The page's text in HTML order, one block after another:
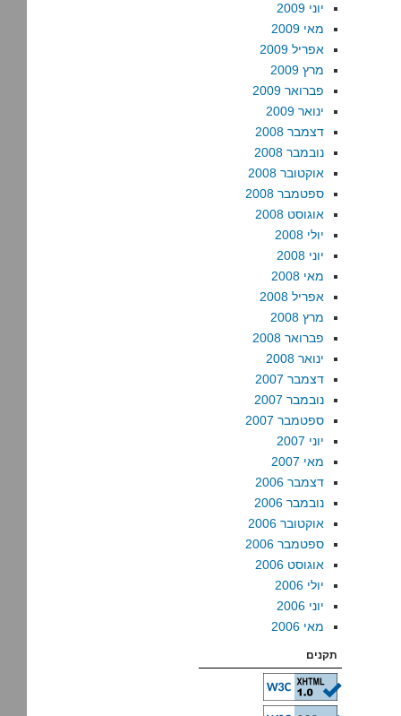
יוני 2009
מאי 2009
אפריל 2009
מרץ 2009
פברואר 2009
ינואר 2009
דצמבר 2008
נובמבר 2008
אוקטובר 2008
ספטמבר 2008
אוגוסט 2008
יולי 2008
יוני 2008
מאי 2008
אפריל 2008
מרץ 2008
פברואר 2008
ינואר 2008
דצמבר 2007
נובמבר 2007
ספטמבר 2007
יוני 2007
מאי 2007
דצמבר 2006
נובמבר 2006
אוקטובר 2006
ספטמבר 2006
אוגוסט 2006
יולי 2006
יוני 2006
מאי 2006
תקנים